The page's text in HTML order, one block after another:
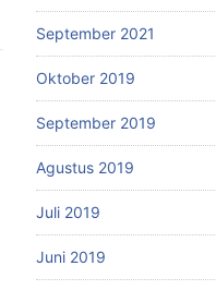
September 2021
Oktober 2019
September 2019
Agustus 2019
Juli 2019
Juni 2019